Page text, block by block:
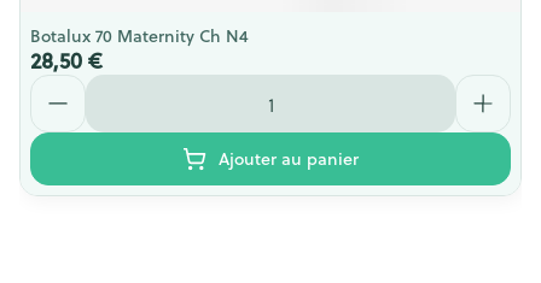
Botalux 70 Maternity Ch N4
28,50 €
Quantité
Ajouter au panier